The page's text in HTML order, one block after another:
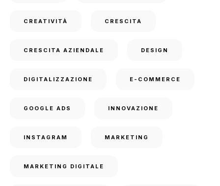
CREATIVITÀ CRESCITA
CRESCITA AZIENDALE DESIGN
DIGITALIZZAZIONE E-COMMERCE
GOOGLE ADS INNOVAZIONE
INSTAGRAM MARKETING
MARKETING DIGITALE